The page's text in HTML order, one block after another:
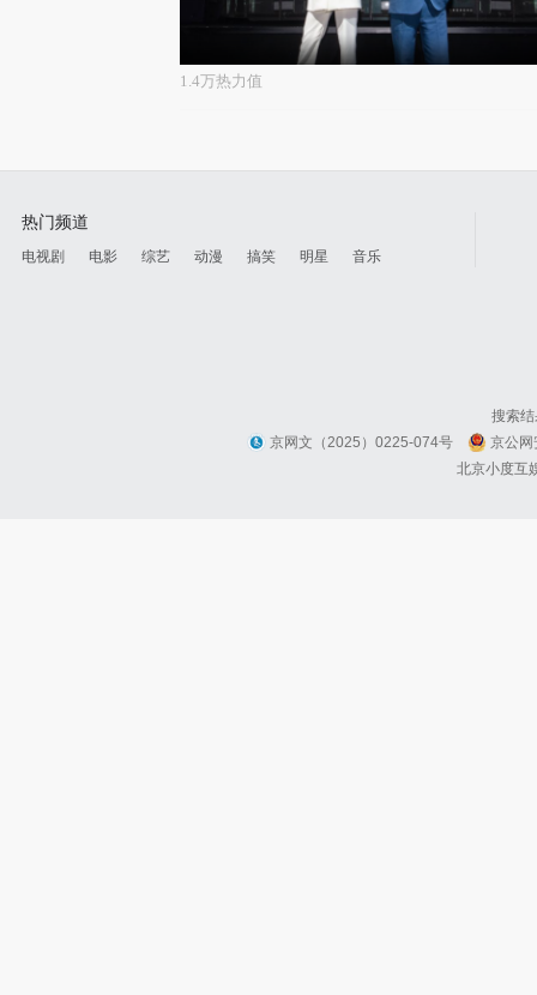
1.4万热力值
热门频道
电视剧 电影 综艺 动漫 搞笑 明星 音乐
搜索
京网文（2025）0225-074号
京公
北京小度互